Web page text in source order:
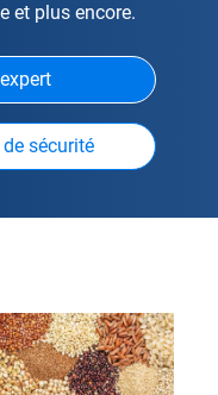
et plus encore.
sécurité